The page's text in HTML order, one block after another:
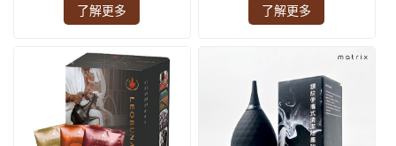
了解更多 了解更多